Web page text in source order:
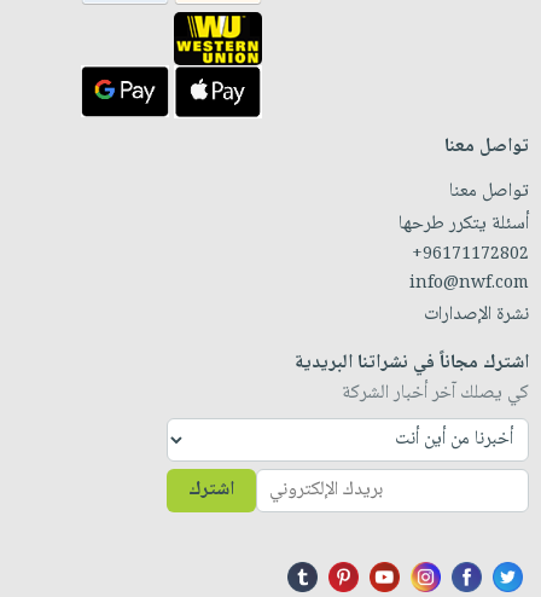
تواصل معنا
تواصل معنا
أسئلة يتكرر طرحها
+96171172802
info@nwf.com
نشرة الإصدارات
اشترك مجاناً في نشراتنا البريدية
كي يصلك آخر أخبار الشركة
اشترك